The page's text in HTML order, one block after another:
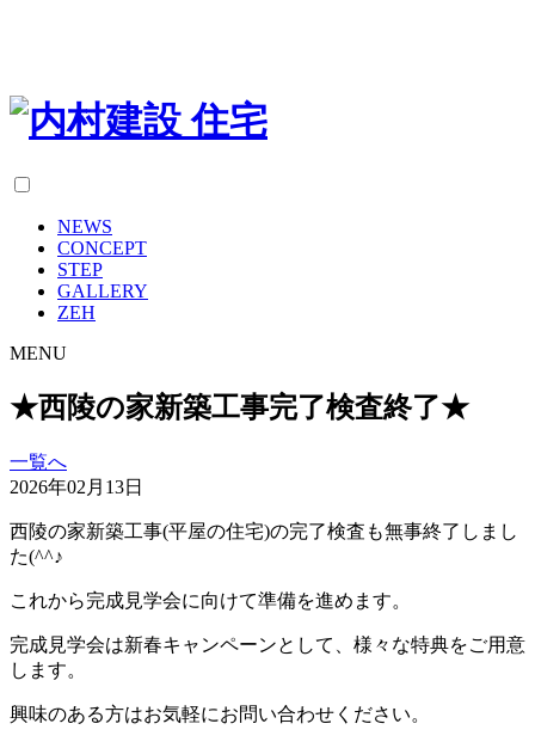
NEWS
CONCEPT
STEP
GALLERY
ZEH
MENU
★西陵の家新築工事完了検査終了★
一覧へ
2026年02月13日
西陵の家新築工事(平屋の住宅)の完了検査も無事終了しまし
た(^^♪
これから完成見学会に向けて準備を進めます。
完成見学会は新春キャンペーンとして、様々な特典をご用意
します。
興味のある方はお気軽にお問い合わせください。